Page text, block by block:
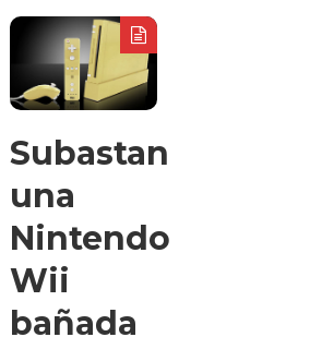
Subastan
una
Nintendo
Wii
bañada